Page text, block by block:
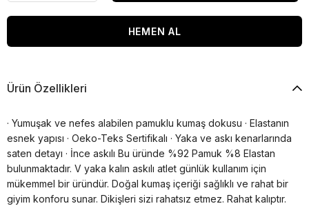
Ürün Özellikleri
· Yumuşak ve nefes alabilen pamuklu kumaş dokusu · Elastanın
esnek yapısı · Oeko-Teks Sertifikalı · Yaka ve askı kenarlarında
saten detayı · İnce askılı Bu üründe %92 Pamuk %8 Elastan
bulunmaktadır. V yaka kalın askılı atlet günlük kullanım için
mükemmel bir üründür. Doğal kumaş içeriği sağlıklı ve rahat bir
giyim konforu sunar. Dikişleri sizi rahatsız etmez. Rahat kalıptır.